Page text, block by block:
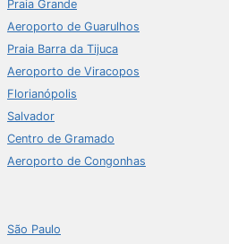
Praia Grande
Aeroporto de Guarulhos
Praia Barra da Tijuca
Aeroporto de Viracopos
Florianópolis
Salvador
Centro de Gramado
Aeroporto de Congonhas
São Paulo